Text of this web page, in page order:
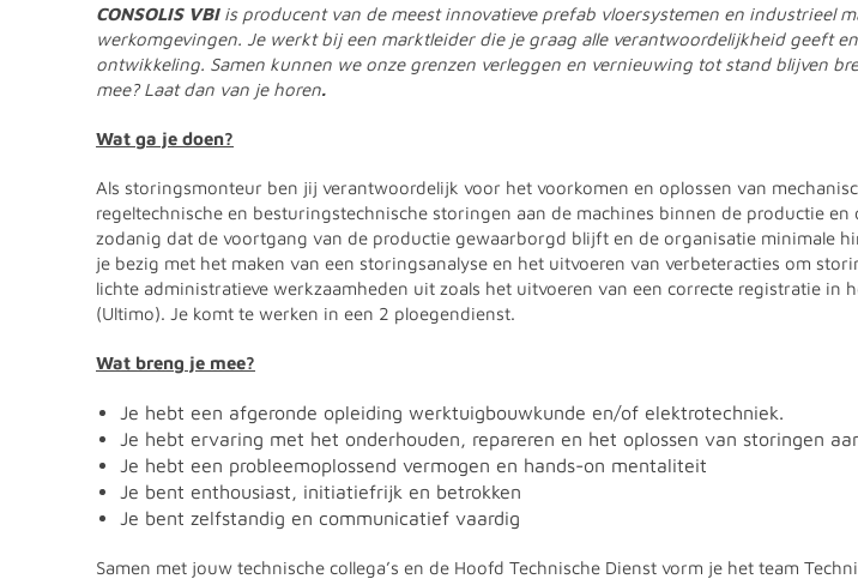
CONSOLIS VBIis producent van de meest innovatieve prefab vloersystemen en industrieel
werkomgevingen. Je werkt bij een marktleider die je graag alle verantwoordelijkheid geeft
ontwikkeling. Samen kunnen we onze grenzen verleggen en vernieuwing tot stand blijven
mee? Laat dan van je horen.
Wat ga je doen?
Als storingsmonteur ben jij verantwoordelijk voor het voorkomen en oplossen van
regeltechnische en besturingstechnische storingen aan de machines binnen de productie
zodanig dat de voortgang van de productie gewaarborgd blijft en de organisatie minimale
je bezig met het maken van een storingsanalyse en het uitvoeren van verbeteracties om
lichte administratieve werkzaamheden uit zoals het uitvoeren van een correcte registratie in
(Ultimo). Je komt te werken in een 2 ploegendienst.
Wat breng je mee?
Je hebt een afgeronde opleiding werktuigbouwkunde en/of elektrotechniek.
Je hebt ervaring met het onderhouden, repareren en het oplossen van storingen
Je hebt een probleemoplossend vermogen en hands-on mentaliteit
Je bent enthousiast, initiatiefrijk en betrokken
Je bent zelfstandig en communicatief vaardig
Samen met jouw technische collega’s en de Hoofd Technische Dienst vorm je het team